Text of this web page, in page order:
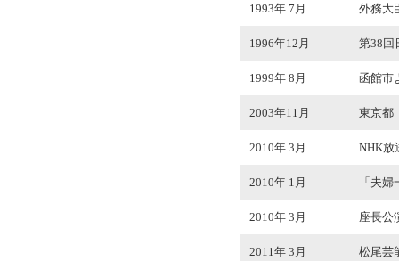
1993年 7月 外務大
1996年12月 第38回
1999年 8月 函館市
2003年11月 東京都
2010年 3月 NHK放
2010年 1月 「夫
2010年 3月 座長公
2011年 3月 松尾芸